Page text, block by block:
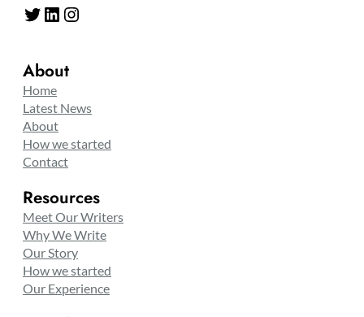
Twitter LinkedIn Instagram
About
Home
Latest News
About
How we started
Contact
Resources
Meet Our Writers
Why We Write
Our Story
How we started
Our Experience